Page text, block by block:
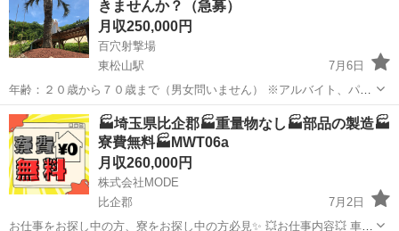
きませんか？（急募）
月収250,000円
百穴射撃場
東松山駅
7月6日
年齢：２０歳から７０歳まで（男女問いません） ※アルバイト、パー
トの方も募集してます。 時間：午前８時から午後６時（基本的にー大
会等（変動あります） 給与:月給制（面接時に相談） まずは研修期間
あり...
埼玉 比企郡 東松山駅 その他
🏭埼玉県比企郡🏭重量物なし🏭部品の製造🏭
寮費無料🏭MWT06a
月収260,000円
株式会社MODE
比企郡
7月2日
お仕事をお探し中の方、寮をお探し中の方必見✨ 💥お仕事内容💥 車の